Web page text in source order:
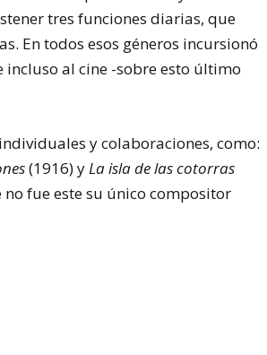
tres funciones diarias, que
En todos esos géneros incursionó
al cine -sobre esto último
y colaboraciones, como:
(1916) yLa isla de las cotorras
no fue este su único compositor